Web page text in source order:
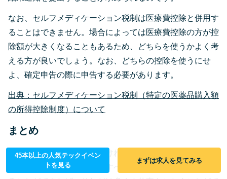
45本以上の人気テックイベン
トを見る
まずは求人を見てみる
なお、セルフメディケーション税制は医療費控除と併用す
ることはできません。場合によっては医療費控除の方が控
除額が大きくなることもあるため、どちらを使うかよく考
える方が良いでしょう。なお、どちらの控除を使うにせ
よ、確定申告の際に申告する必要があります。
出典：セルフメディケーション税制（特定の医薬品購入額
の所得控除制度）について
まとめ
自分の体一つで仕事をしなければならないフリーランスに
とって、健康は最も重要視すべきものです。健康を維持す